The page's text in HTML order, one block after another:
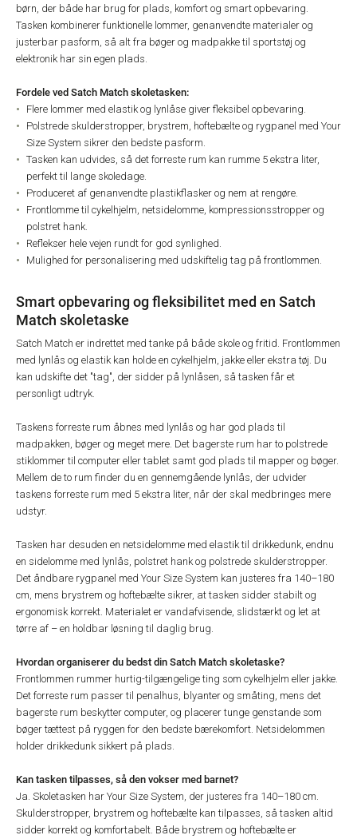
børn, der både har brug for plads, komfort og smart opbevaring.
Tasken kombinerer funktionelle lommer, genanvendte materialer og
justerbar pasform, så alt fra bøger og madpakke til sportstøj og
elektronik har sin egen plads.
Fordele ved Satch Match skoletasken:
Flere lommer med elastik og lynlåse giver fleksibel opbevaring.
Polstrede skulderstropper, brystrem, hoftebælte og rygpanel med Your
Size System sikrer den bedste pasform.
Tasken kan udvides, så det forreste rum kan rumme 5 ekstra liter,
perfekt til lange skoledage.
Produceret af genanvendte plastikflasker og nem at rengøre.
Frontlomme til cykelhjelm, netsidelomme, kompressionsstropper og
polstret hank.
Reflekser hele vejen rundt for god synlighed.
Mulighed for personalisering med udskiftelig tag på frontlommen.
Smart opbevaring og fleksibilitet med en Satch
Match skoletaske
Satch Match er indrettet med tanke på både skole og fritid. Frontlommen
med lynlås og elastik kan holde en cykelhjelm, jakke eller ekstra tøj. Du
kan udskifte det "tag", der sidder på lynlåsen, så tasken får et
personligt udtryk.
Taskens forreste rum åbnes med lynlås og har god plads til
madpakken, bøger og meget mere. Det bagerste rum har to polstrede
stiklommer til computer eller tablet samt god plads til mapper og bøger.
Mellem de to rum finder du en gennemgående lynlås, der udvider
taskens forreste rum med 5 ekstra liter, når der skal medbringes mere
udstyr.
Tasken har desuden en netsidelomme med elastik til drikkedunk, endnu
en sidelomme med lynlås, polstret hank og polstrede skulderstropper.
Det åndbare rygpanel med Your Size System kan justeres fra 140–180
cm, mens brystrem og hoftebælte sikrer, at tasken sidder stabilt og
ergonomisk korrekt. Materialet er vandafvisende, slidstærkt og let at
tørre af – en holdbar løsning til daglig brug.
Hvordan organiserer du bedst din Satch Match skoletaske?
Frontlommen rummer hurtig-tilgængelige ting som cykelhjelm eller jakke.
Det forreste rum passer til penalhus, blyanter og småting, mens det
bagerste rum beskytter computer, og placerer tunge genstande som
bøger tættest på ryggen for den bedste bærekomfort. Netsidelommen
holder drikkedunk sikkert på plads.
Kan tasken tilpasses, så den vokser med barnet?
Ja. Skoletasken har Your Size System, der justeres fra 140–180 cm.
Skulderstropper, brystrem og hoftebælte kan tilpasses, så tasken altid
sidder korrekt og komfortabelt. Både brystrem og hoftebælte er